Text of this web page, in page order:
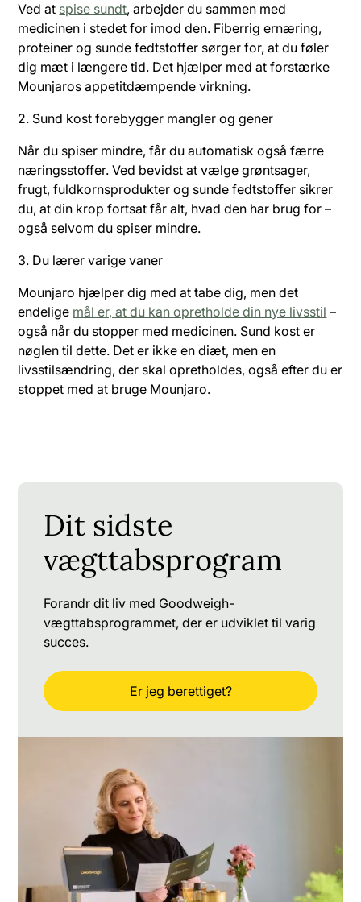
Ved at spise sundt, arbejder du sammen med
medicinen i stedet for imod den. Fiberrig ernæring,
proteiner og sunde fedtstoffer sørger for, at du føler
dig mæt i længere tid. Det hjælper med at forstærke
Mounjaros appetitdæmpende virkning.
2. Sund kost forebygger mangler og gener
Når du spiser mindre, får du automatisk også færre
næringsstoffer. Ved bevidst at vælge grøntsager,
frugt, fuldkornsprodukter og sunde fedtstoffer sikrer
du, at din krop fortsat får alt, hvad den har brug for –
også selvom du spiser mindre.
3. Du lærer varige vaner
Mounjaro hjælper dig med at tabe dig, men det
endelige mål er, at du kan opretholde din nye livsstil –
også når du stopper med medicinen. Sund kost er
nøglen til dette. Det er ikke en diæt, men en
livsstilsændring, der skal opretholdes, også efter du er
stoppet med at bruge Mounjaro.
Dit sidste
vægttabsprogram
Forandr dit liv med Goodweigh-
vægttabsprogrammet, der er udviklet til varig
succes.
Er jeg berettiget?